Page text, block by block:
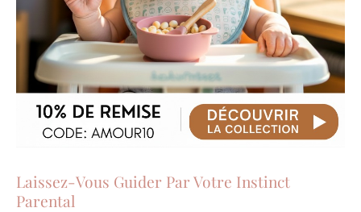
Laissez-Vous Guider Par Votre Instinct
Parental